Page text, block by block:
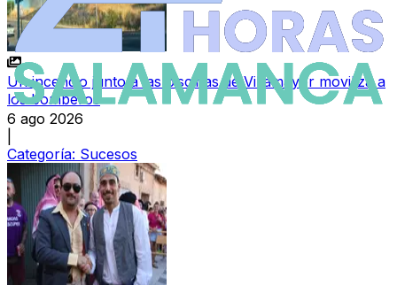
Un incendio junto a las piscinas de Villamayor moviliza a
los bomberos
6 ago 2026
Categoría: Sucesos